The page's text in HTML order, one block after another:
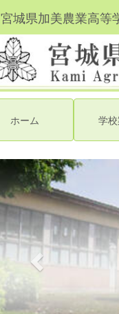
宮城県加美農業高等
ホーム 学
p
r
e
v
i
o
u
s